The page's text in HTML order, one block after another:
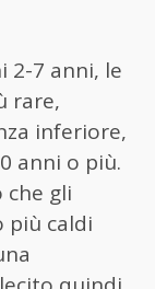
2-7 anni, le
rare,
inferiore,
anni o più.
che gli
più caldi